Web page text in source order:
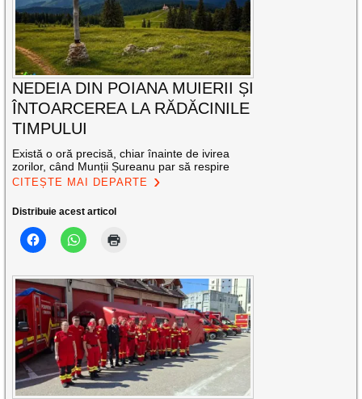
NEDEIA DIN POIANA MUIERII ȘI
ÎNTOARCEREA LA RĂDĂCINILE
TIMPULUI
Există o oră precisă, chiar înainte de ivirea
zorilor, când Munții Șureanu par să respire
CITEȘTE MAI DEPARTE
Distribuie acest articol